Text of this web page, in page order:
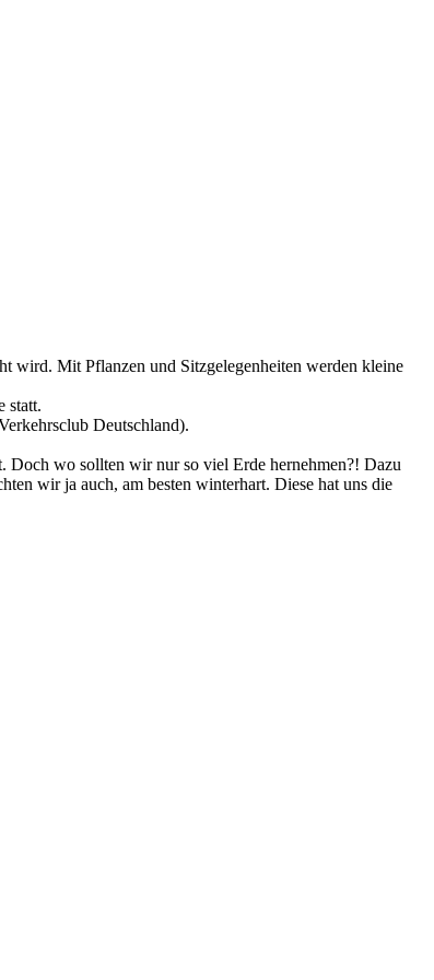
wird. Mit Pflanzen und Sitzgelegenheiten werden kleine
statt.
Deutschland).
Doch wo sollten wir nur so viel Erde hernehmen?! Dazu
wir ja auch, am besten winterhart. Diese hat uns die